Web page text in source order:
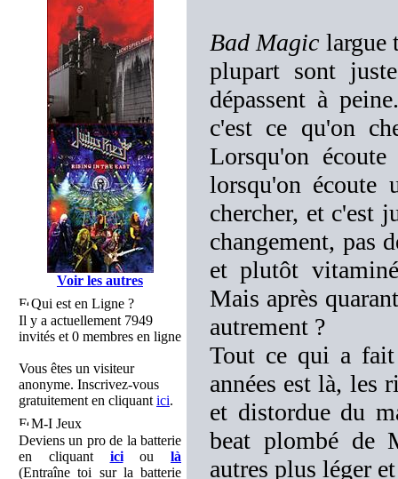
Voir les autres
Qui est en Ligne ?
Il y a actuellement 7949
invités et 0 membres en ligne
Vous êtes un visiteur
anonyme. Inscrivez-vous
gratuitement en cliquant ici.
M-I Jeux
Deviens un pro de la batterie
en cliquant iciou là
(Entraîne toi sur la batterie
Bad Magic largue
plupart sont
dépassent à
c'est ce qu'on
Lorsqu'on
lorsqu'on
chercher, et c'est
changement, pas
et plutôt
Mais après
autrement ?
Tout ce qui a fait
années est là, les
et distordue du
beat plombé de
autres plus léger